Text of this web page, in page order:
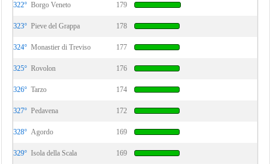
322° Borgo Veneto 179
323° Pieve del Grappa 178
324° Monastier di Treviso 177
325° Rovolon 176
326° Tarzo 174
327° Pedavena 172
328° Agordo 169
329° Isola della Scala 169